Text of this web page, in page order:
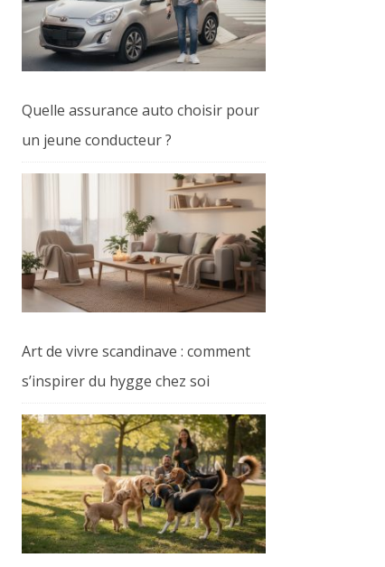
Quelle assurance auto choisir pour
un jeune conducteur ?
Art de vivre scandinave : comment
s’inspirer du hygge chez soi